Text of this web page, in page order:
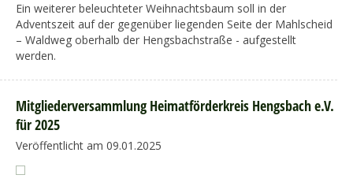
Ein weiterer beleuchteter Weihnachtsbaum soll in der
Adventszeit auf der gegenüber liegenden Seite der Mahlscheid
– Waldweg oberhalb der Hengsbachstraße - aufgestellt
werden.
Mitgliederversammlung Heimatförderkreis Hengsbach e.V.
für 2025
Veröffentlicht am 09.01.2025